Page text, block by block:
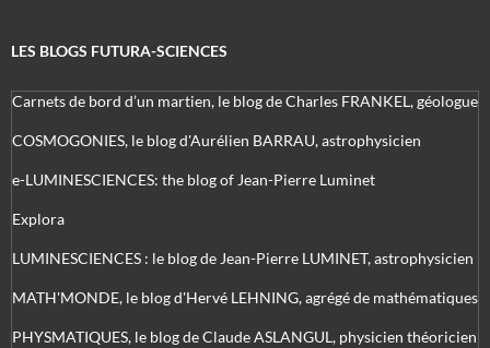
LES BLOGS FUTURA-SCIENCES
Carnets de bord d’un martien, le blog de Charles FRANKEL, géologue
COSMOGONIES, le blog d'Aurélien BARRAU, astrophysicien
e-LUMINESCIENCES: the blog of Jean-Pierre Luminet
Explora
LUMINESCIENCES : le blog de Jean-Pierre LUMINET, astrophysicien
MATH'MONDE, le blog d'Hervé LEHNING, agrégé de mathématiques
PHYSMATIQUES, le blog de Claude ASLANGUL, physicien théoricien